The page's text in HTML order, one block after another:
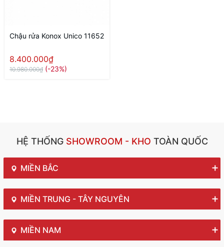
Chậu rửa Konox Unico 11652
8.400.000₫
10.980.000₫ (-23%)
HỆ THỐNGSHOWROOM - KHO TOÀN QUỐC
MIỀN BẮC
MIỀN TRUNG - TÂY NGUYÊN
MIỀN NAM